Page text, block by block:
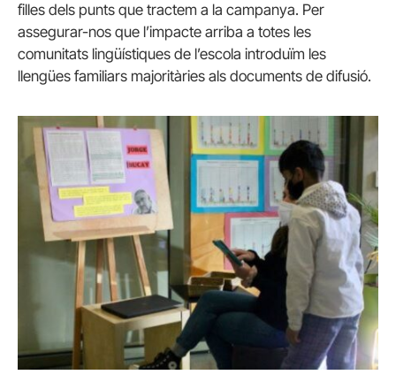
filles dels punts que tractem a la campanya. Per
assegurar-nos que l’impacte arriba a totes les
comunitats lingüístiques de l’escola introduïm les
llengües familiars majoritàries als documents de difusió.